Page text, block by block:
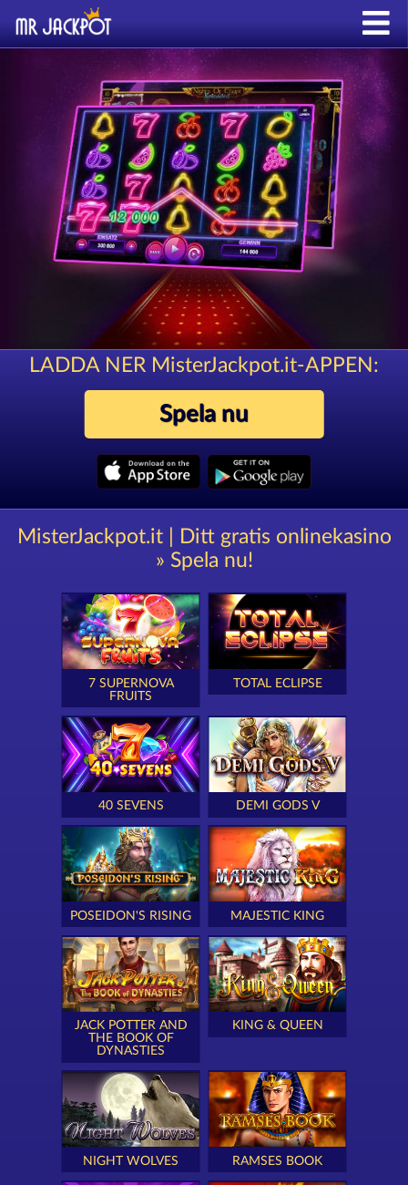
LADDA NER MisterJackpot.it-APPEN:
Spela nu
MisterJackpot.it | Ditt gratis onlinekasino
» Spela nu!
7 SUPERNOVA
FRUITS
TOTAL ECLIPSE
40 SEVENS DEMI GODS V
POSEIDON'S RISING MAJESTIC KING
JACK POTTER AND
THE BOOK OF
DYNASTIES
KING & QUEEN
NIGHT WOLVES RAMSES BOOK